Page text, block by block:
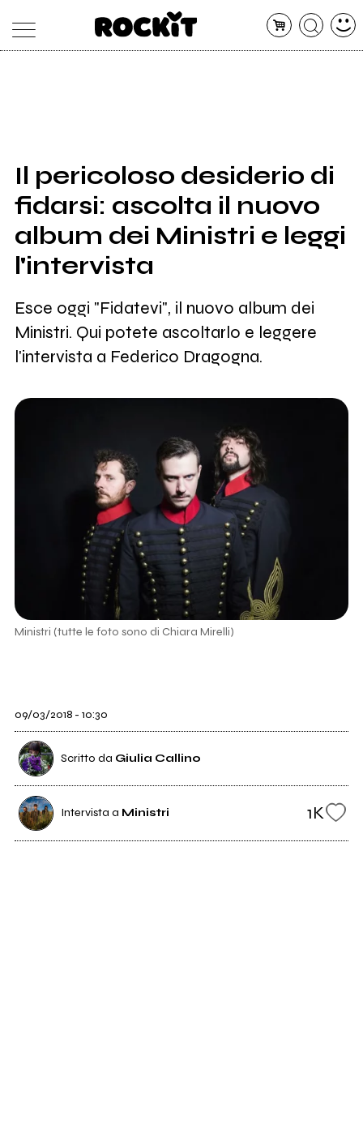
SHOP
RADIO
Il pericoloso desiderio di
fidarsi: ascolta il nuovo
album dei Ministri e leggi
l'intervista
Esce oggi "Fidatevi", il nuovo album dei
Ministri. Qui potete ascoltarlo e leggere
l'intervista a Federico Dragogna.
Ministri (tutte le foto sono di Chiara Mirelli)
09/03/2018 - 10:30
Scritto da Giulia Callino
Intervista a Ministri 1K